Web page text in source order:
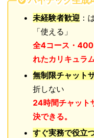
未経験者歓迎 ：
「使える」
全4コース・400
れたカリキュラム
無制限チャット
折しない
24時間チャット
決できる。
すぐ実務で役立